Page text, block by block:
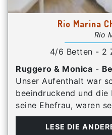
Rio Marina
Rio
4/6 Betten - 2
Ruggero & Monica -
Unser Aufenthalt war
beeindruckend und die
seine Ehefrau, waren
LESE DIE